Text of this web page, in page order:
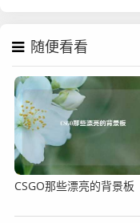
随便看看
CSGO那些漂亮的背景板